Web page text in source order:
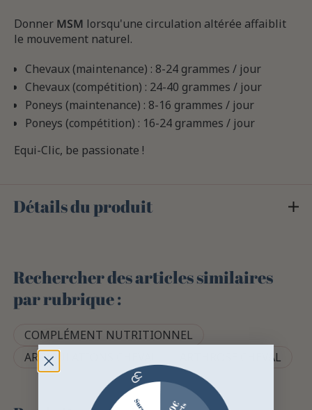
Donner MSM lorsqu'une circulation altérée affaiblit
le mouvement naturel.
Chevaux (maintenance) : 8-24 grammes / jour
Chevaux (compétition) : 24-40 grammes / jour
Poneys (maintenance) : 8-16 grammes / jour
Poneys (compétition) : 16-24 grammes / jour
Equi-Clic, be passionate !
Détails du produit
Rechercher des articles similaires
par rubrique :
COMPLÉMENT NUTRITIONNEL
ARTICULATIONS CHEVAL
ARTHROSE CHEVAL